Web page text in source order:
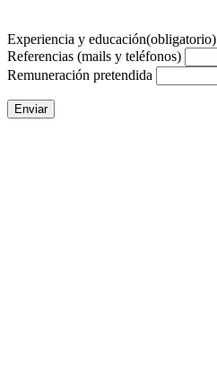
Experiencia y educación(obligatorio)
Referencias (mails y teléfonos)
Remuneración pretendida
Enviar